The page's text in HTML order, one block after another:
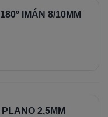
IMÁN 8/10MM
2,5MM